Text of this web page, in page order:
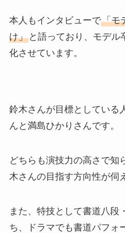
本人もインタビューで「モ
け」と語っており、モデル
化させています。
鈴木さんが目標としている
んと満島ひかりさんです。
どちらも演技力の高さで知
木さんの目指す方向性が伺
また、特技として書道八段
ち、ドラマでも書道パフォ